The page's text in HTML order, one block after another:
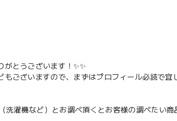
がとうございます！✨✨
もございますので、まずはプロフィール必読で宜
洗濯機など）とお調べ頂くとお客様の調べたい商